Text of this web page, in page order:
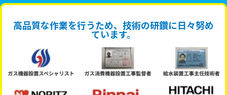
高品質な作業を行うため、技術の研鑽に日々努め
ています。